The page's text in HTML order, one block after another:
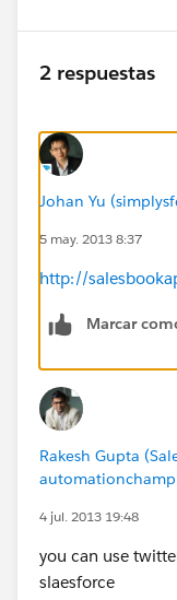
2 respuestas
Johan Yu
5 may. 2013 8:37
http://
Marcar
Rakesh Gupta
4 jul. 2013 19:48
you can use
slaesforce